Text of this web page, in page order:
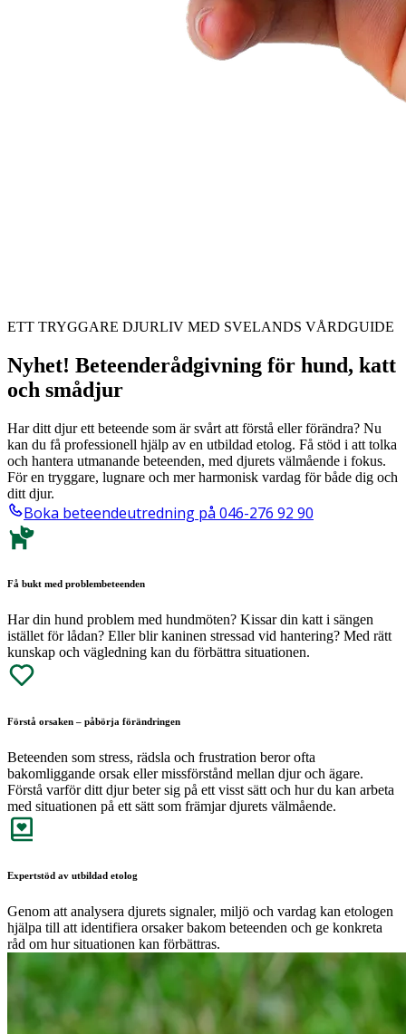
ETT TRYGGARE DJURLIV MED SVELANDS VÅRDGUIDE
Nyhet! Beteenderådgivning för hund, katt
och smådjur
Har ditt djur ett beteende som är svårt att förstå eller förändra? Nu
kan du få professionell hjälp av en utbildad etolog. Få stöd i att tolka
och hantera utmanande beteenden, med djurets välmående i fokus.
För en tryggare, lugnare och mer harmonisk vardag för både dig och
ditt djur.
Boka beteendeutredning på 046-276 92 90
Få bukt med problembeteenden
Har din hund problem med hundmöten? Kissar din katt i sängen
istället för lådan? Eller blir kaninen stressad vid hantering? Med rätt
kunskap och vägledning kan du förbättra situationen.
Förstå orsaken – påbörja förändringen
Beteenden som stress, rädsla och frustration beror ofta
bakomliggande orsak eller missförstånd mellan djur och ägare.
Förstå varför ditt djur beter sig på ett visst sätt och hur du kan arbeta
med situationen på ett sätt som främjar djurets välmående.
Expertstöd av utbildad etolog
Genom att analysera djurets signaler, miljö och vardag kan etologen
hjälpa till att identifiera orsaker bakom beteenden och ge konkreta
råd om hur situationen kan förbättras.